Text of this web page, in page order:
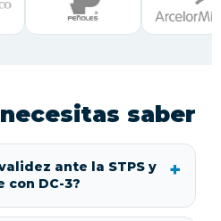
saber
ante la STPS y
con DC-3?